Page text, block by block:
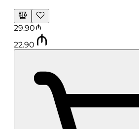
29.90
22.90